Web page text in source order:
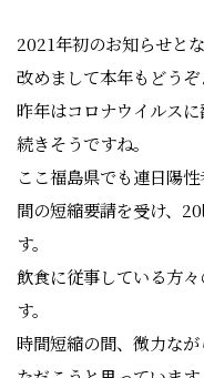
2021年初のお知らせとな
改めまして本年もどうぞ
昨年はコロナウイルス
続きそうですね。
ここ福島県でも連日陽
間の短縮要請を受け、
す。
飲食に従事している方
す。
時間短縮の間、微力な